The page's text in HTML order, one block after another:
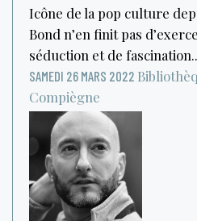
Icône de la pop culture
Bond n’en finit pas
séduction et de
SAMEDI 26 MARS 2022
Compiègne